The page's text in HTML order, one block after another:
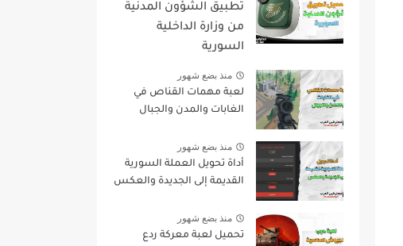
تطبيق الشؤون المدنية
من وزارة الداخلية
السورية
منذ بضع شهور
لعبة مهمات القناص في
الغابات والمدن والجبال
منذ بضع شهور
أداة تحويل العملة السورية
القديمة إلى الجديدة والعكس
منذ بضع شهور
تحميل لعبة معركة ردع